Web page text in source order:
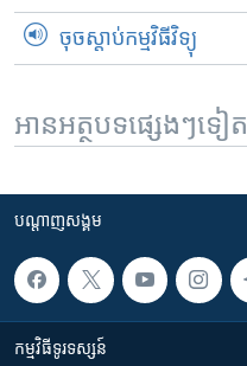
ចុចស្តាប់កម្មវិធីវិទ្យុ
អានអត្ថបទផ្សេងៗទៀត
បណ្តាញ​សង្គម
កម្មវិធី​ទូរទស្សន៍